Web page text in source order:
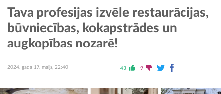
Tava profesijas izvēle restaurācijas,
būvniecības, kokapstrādes un
augkopības nozarē!
2024. gada 19. maijs, 22:40 43 9